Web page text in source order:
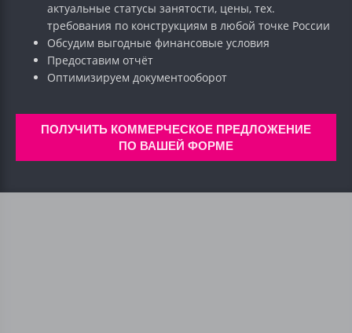
актуальные статусы занятости, цены, тех.
требования по конструкциям в любой точке России
Обсудим выгодные финансовые условия
Предоставим отчёт
Оптимизируем документооборот
ПОЛУЧИТЬ КОММЕРЧЕСКОЕ ПРЕДЛОЖЕНИЕ
ПО ВАШЕЙ ФОРМЕ